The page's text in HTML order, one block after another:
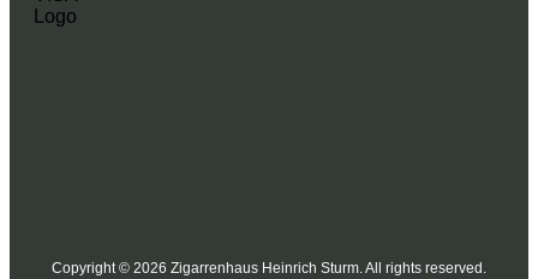
Copyright © 2026 Zigarrenhaus Heinrich Sturm. All rights reserved.